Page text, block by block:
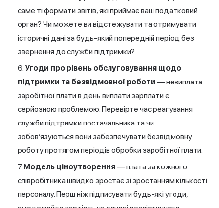
саме ті формати звітів, які приймає ваш податковий
орган? Чи можете ви відстежувати та отримувати
історичні дані за будь-який попередній період без
звернення до служби підтримки?
Угоди про рівень обслуговування щодо
підтримки та безвідмовної роботи — невиплата
заробітної плати в день виплати зарплати є
серйозною проблемою. Перевірте час реагування
служби підтримки постачальника та чи
зобов’язуються вони забезпечувати безвідмовну
роботу протягом періодів обробки заробітної плати.
Модель ціноутворення— плата за кожного
співробітника швидко зростає зі зростанням кількості
персоналу. Перш ніж підписувати будь-які угоди,